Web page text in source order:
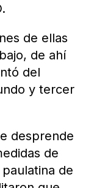
de ellas
de ahí
del
y tercer
desprende
de
de